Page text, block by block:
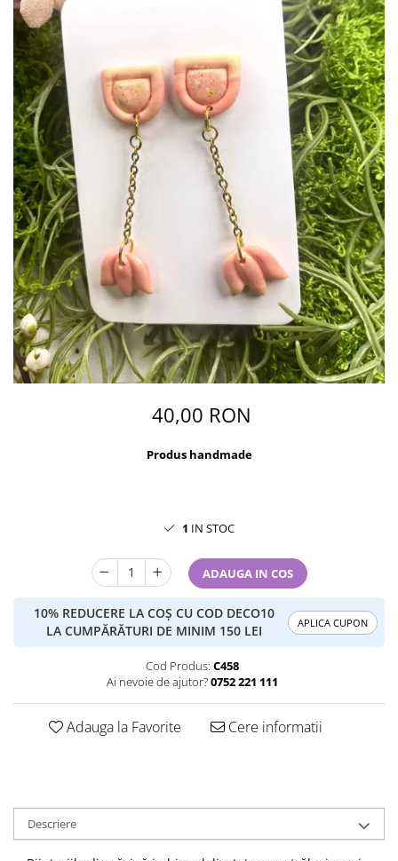
40,00 RON
Produs handmade
1 IN STOC
ADAUGA IN COS
10% REDUCERE LA COȘ CU COD DECO10
LA CUMPĂRĂTURI DE MINIM 150 LEI
APLICA CUPON
Cod Produs: C458
Ai nevoie de ajutor?0752 221 111
Adauga la Favorite Cere informatii
Descriere